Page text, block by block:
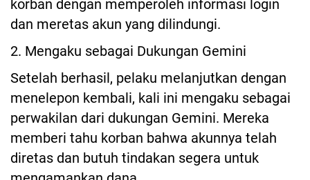
korban dengan memperoleh informasi login
dan meretas akun yang dilindungi.
2. Mengaku sebagai Dukungan Gemini
Setelah berhasil, pelaku melanjutkan dengan
menelepon kembali, kali ini mengaku sebagai
perwakilan dari dukungan Gemini. Mereka
memberi tahu korban bahwa akunnya telah
diretas dan butuh tindakan segera untuk